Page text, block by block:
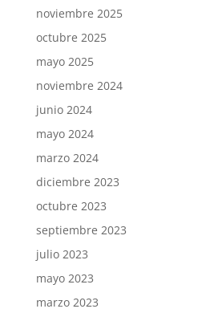
noviembre 2025
octubre 2025
mayo 2025
noviembre 2024
junio 2024
mayo 2024
marzo 2024
diciembre 2023
octubre 2023
septiembre 2023
julio 2023
mayo 2023
marzo 2023